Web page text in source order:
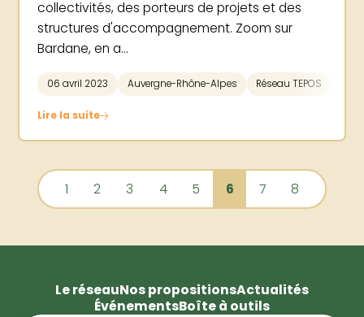
collectivités, des porteurs de projets et des
structures d'accompagnement. Zoom sur
Bardane, en a...
06 avril 2023 Auvergne-Rhône-Alpes Réseau TEPOS
Lire la suite
1 2 3 4 5 6 7 8
Le réseauNos propositionsActualités
ÉvénementsBoîte à outils